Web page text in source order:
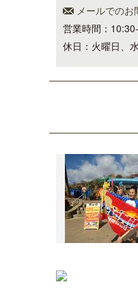
メールでのお
営業時間：
休日：火曜日、